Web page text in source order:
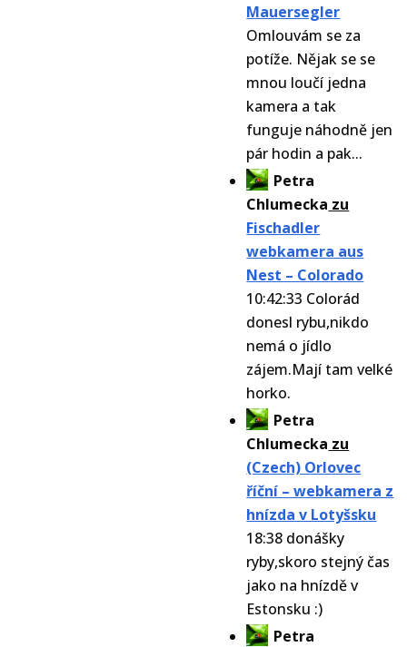
Mauersegler
Omlouvám se za
potíže. Nějak se se
mnou loučí jedna
kamera a tak
funguje náhodně jen
pár hodin a pak...
Petra
Chlumecka zu
Fischadler
webkamera aus
Nest – Colorado
10:42:33 Colorád
donesl rybu,nikdo
nemá o jídlo
zájem.Mají tam velké
horko.
Petra
Chlumecka zu
(Czech) Orlovec
říční – webkamera z
hnízda v Lotyšsku
18:38 donášky
ryby,skoro stejný čas
jako na hnízdě v
Estonsku :)
Petra